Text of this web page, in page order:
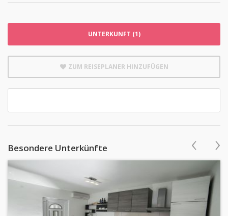
UNTERKUNFT (1)
ZUM REISEPLANER HINZUFÜGEN
Besondere Unterkünfte ‹ ›